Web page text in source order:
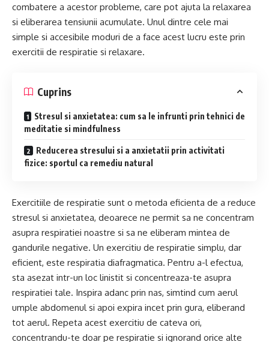
combatere a acestor probleme, care pot ajuta la relaxarea
si eliberarea tensiunii acumulate. Unul dintre cele mai
simple si accesibile moduri de a face acest lucru este prin
exercitii de respiratie si relaxare.
Cuprins
Stresul si anxietatea: cum sa le infrunti prin tehnici de
meditatie si mindfulness
Reducerea stresului si a anxietatii prin activitati
fizice: sportul ca remediu natural
Exercitiile de respiratie sunt o metoda eficienta de a reduce
stresul si anxietatea, deoarece ne permit sa ne concentram
asupra respiratiei noastre si sa ne eliberam mintea de
gandurile negative. Un exercitiu de respiratie simplu, dar
eficient, este respiratia diafragmatica. Pentru a-l efectua,
sta asezat intr-un loc linistit si concentreaza-te asupra
respiratiei tale. Inspira adanc prin nas, simtind cum aerul
umple abdomenul si apoi expira incet prin gura, eliberand
tot aerul. Repeta acest exercitiu de cateva ori,
concentrandu-te doar pe respiratie si ignorand orice alte